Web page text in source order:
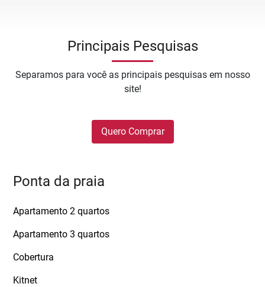
Principais Pesquisas
Separamos para você as principais pesquisas em nosso
site!
Quero Comprar
Ponta da praia
Apartamento 2 quartos
Apartamento 3 quartos
Cobertura
Kitnet